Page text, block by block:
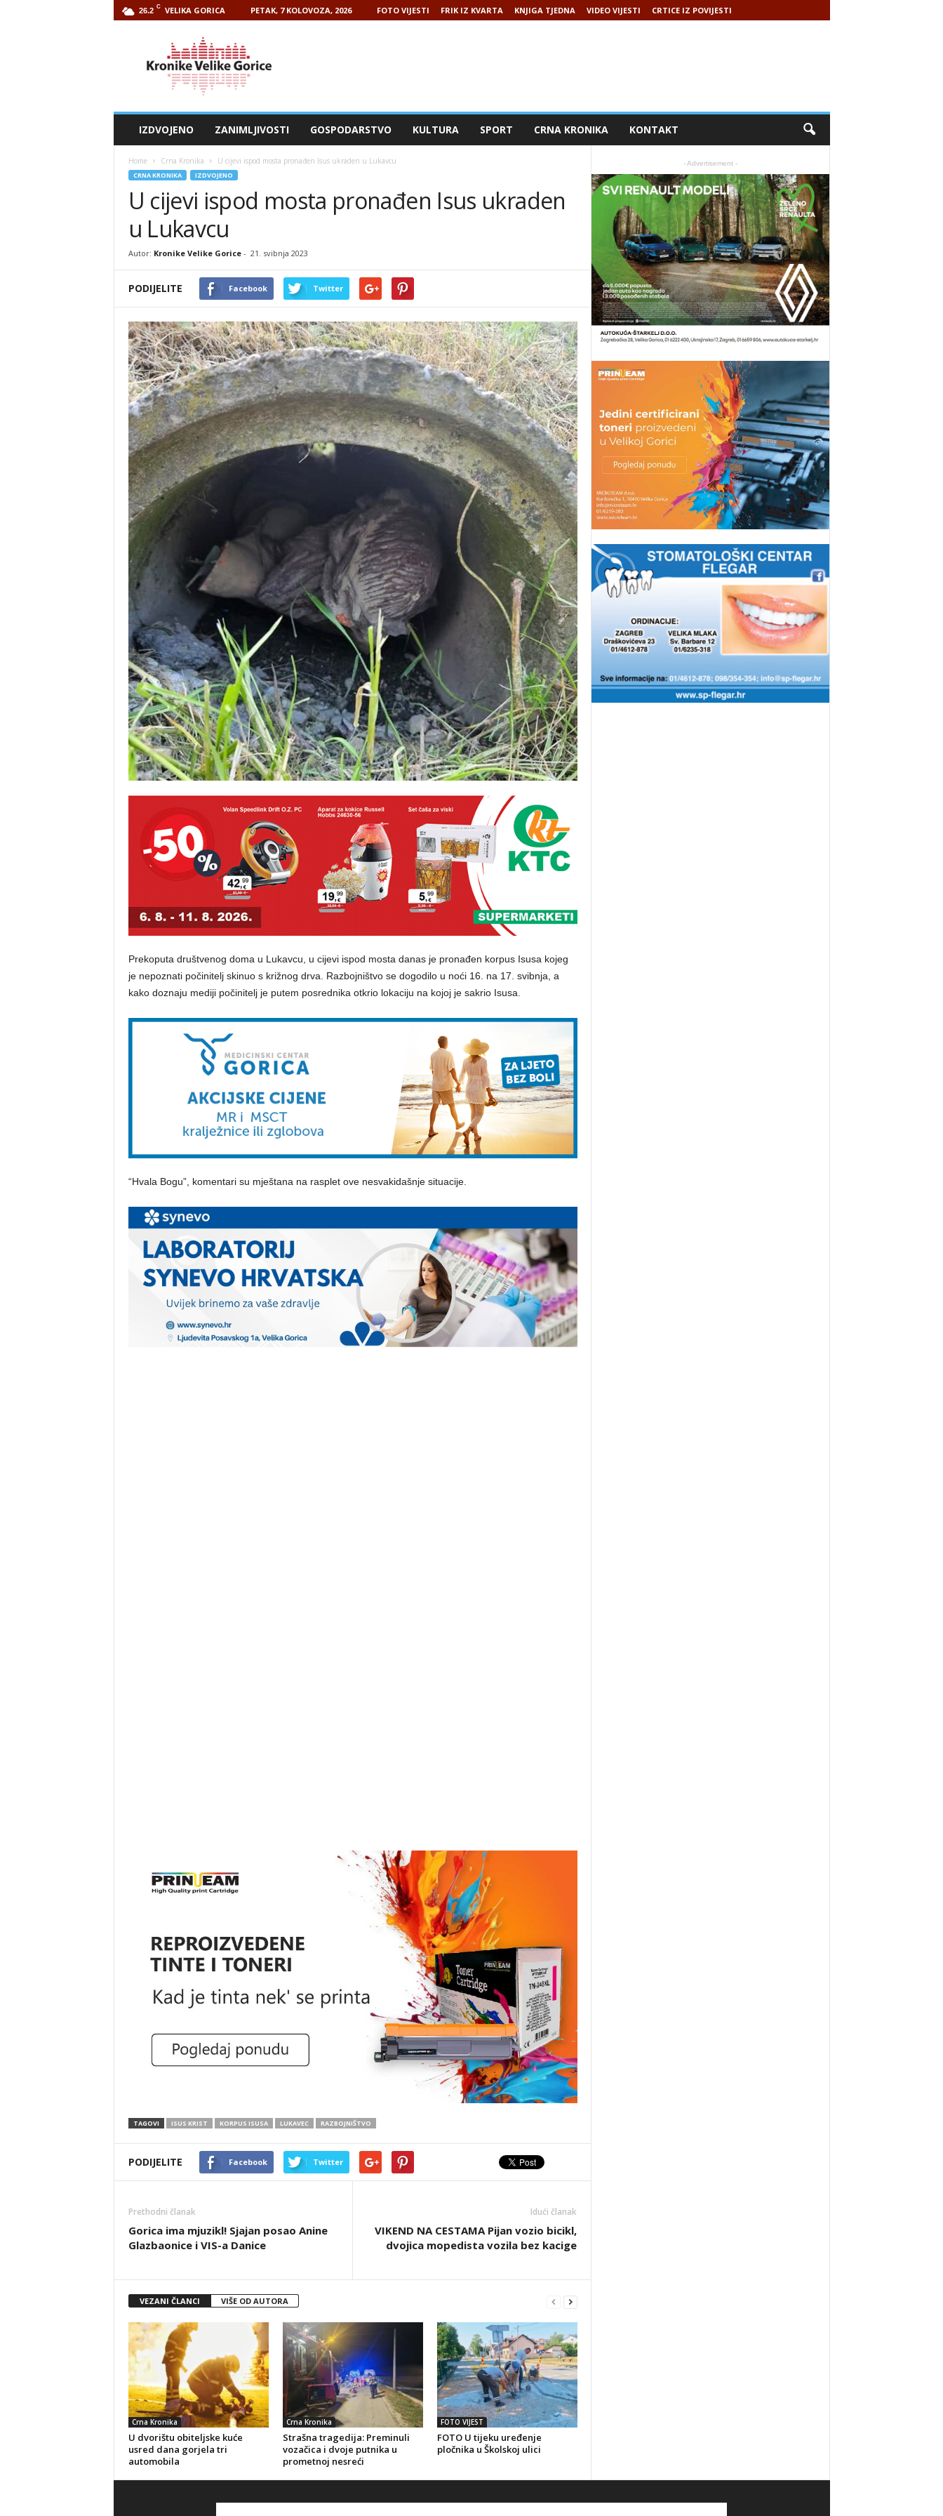
26.2 C VELIKA GORICA PETAK, 7 KOLOVOZA, 2026 FOTO VIJESTI FRIK IZ KVARTA KNJIGA TJEDNA VIDEO VIJESTI CRTICE IZ POVIJESTI
IZDVOJENO ZANIMLJIVOSTI GOSPODARSTVO KULTURA SPORT CRNA KRONIKA KONTAKT
Home Crna Kronika U cijevi ispod mosta pronađen Isus ukraden u Lukavcu
CRNA KRONIKA IZDVOJENO
U cijevi ispod mosta pronađen Isus ukraden
u Lukavcu
Autor: Kronike Velike Gorice- 21. svibnja 2023
PODIJELITE Facebook Twitter
Prekoputa društvenog doma u Lukavcu, u cijevi ispod mosta danas je pronađen korpus Isusa kojeg
je nepoznati počinitelj skinuo s križnog drva. Razbojništvo se dogodilo u noći 16. na 17. svibnja, a
kako doznaju mediji počinitelj je putem posrednika otkrio lokaciju na kojoj je sakrio Isusa.
“Hvala Bogu”, komentari su mještana na rasplet ove nesvakidašnje situacije.
TAGOVI ISUS KRIST KORPUS ISUSA LUKAVEC RAZBOJNIŠTVO
PODIJELITE Facebook Twitter
Prethodni članak
Gorica ima mjuzikl! Sjajan posao Anine
Glazbaonice i VIS-a Danice
Idući članak
VIKEND NA CESTAMA Pijan vozio bicikl,
dvojica mopedista vozila bez kacige
VEZANI ČLANCI VIŠE OD AUTORA
Crna Kronika
U dvorištu obiteljske kuće
usred dana gorjela tri
automobila
Crna Kronika
Strašna tragedija: Preminuli
vozačica i dvoje putnika u
prometnoj nesreći
FOTO VIJEST
FOTO U tijeku uređenje
pločnika u Školskoj ulici
- Advertisement -